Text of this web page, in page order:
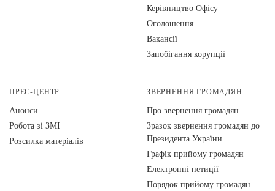
Керівництво Офісу
Оголошення
Вакансії
Запобігання корупції
ПРЕС-ЦЕНТР
Анонси
Робота зі ЗМІ
Розсилка матеріалів
ЗВЕРНЕННЯ ГРОМАДЯН
Про звернення громадян
Зразок звернення громадян до
Президента України
Графік прийому громадян
Електронні петиції
Порядок прийому громадян